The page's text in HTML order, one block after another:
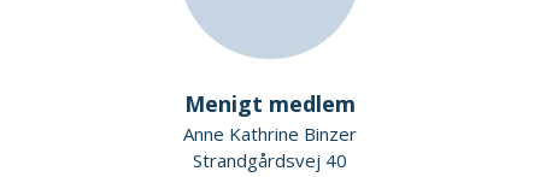
Menigt medlem
Anne Kathrine Binzer
Strandgårdsvej 40